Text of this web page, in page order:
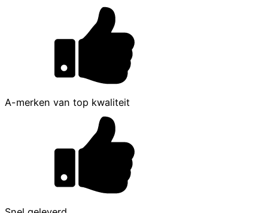
A-merken van top kwaliteit